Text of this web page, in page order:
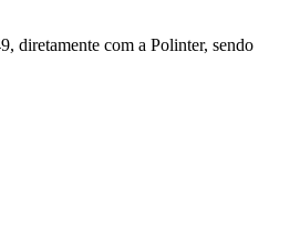
diretamente com a Polinter, sendo